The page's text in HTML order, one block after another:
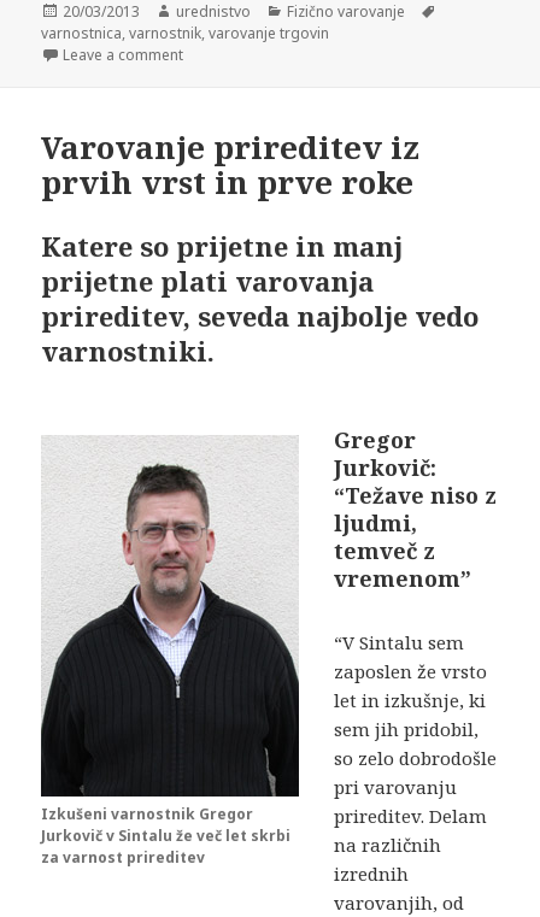
Posted
on
20/03/2013 Author
urednistvo Categories
Fizično varovanje
varnostnica,varnostnik,varovanje trgovin
Leave a comment
Varovanje prireditev iz
prvih vrst in prve roke
Katere so prijetne in manj
prijetne plati varovanja
prireditev, seveda najbolje vedo
varnostniki.
Izkušeni varnostnik Gregor
Jurkovič v Sintalu že več let skrbi
za varnost prireditev
Gregor
Jurkovič:
“Težave niso z
ljudmi,
temveč z
vremenom”
“V Sintalu sem
zaposlen že vrsto
let in izkušnje, ki
sem jih pridobil,
so zelo dobrodošle
pri varovanju
prireditev. Delam
na različnih
izrednih
varovanjih, od